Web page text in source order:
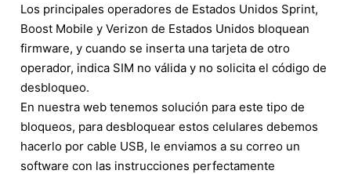
Los principales operadores de Estados Unidos Sprint,
Boost Mobile y Verizon de Estados Unidos bloquean
firmware, y cuando se inserta una tarjeta de otro
operador, indica SIM no válida y no solicita el código de
desbloqueo.
En nuestra web tenemos solución para este tipo de
bloqueos, para desbloquear estos celulares debemos
hacerlo por cable USB, le enviamos a su correo un
software con las instrucciones perfectamente